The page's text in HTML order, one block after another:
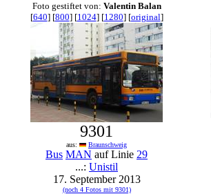
Foto gestiftet von: Valentin Balan
[640] [800] [1024] [1280] [original]
9301
aus: Braunschweig
Bus MAN auf Linie 29
...: Unistil
17. September 2013
(noch 4 Fotos mit 9301)